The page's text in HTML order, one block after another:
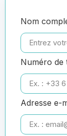
Nom
Numéro de
Adresse e-